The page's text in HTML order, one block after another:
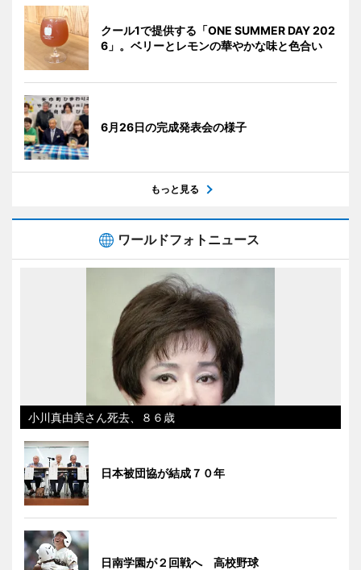
クール1で提供する「ONE SUMMER DAY 202
6」。ベリーとレモンの華やかな味と色合い
6月26日の完成発表会の様子
もっと見る
ワールドフォトニュース
小川真由美さん死去、８６歳
日本被団協が結成７０年
日南学園が２回戦へ 高校野球